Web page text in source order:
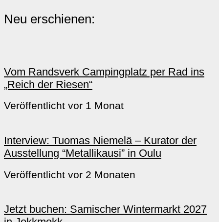
Neu erschienen:
Vom Randsverk Campingplatz per Rad ins
„Reich der Riesen“
Veröffentlicht vor 1 Monat
Interview: Tuomas Niemelä – Kurator der
Ausstellung “Metallikausi” in Oulu
Veröffentlicht vor 2 Monaten
Jetzt buchen: Samischer Wintermarkt 2027